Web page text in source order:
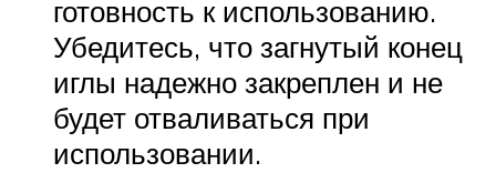
готовность к использованию.
Убедитесь, что загнутый конец
иглы надежно закреплен и не
будет отваливаться при
использовании.